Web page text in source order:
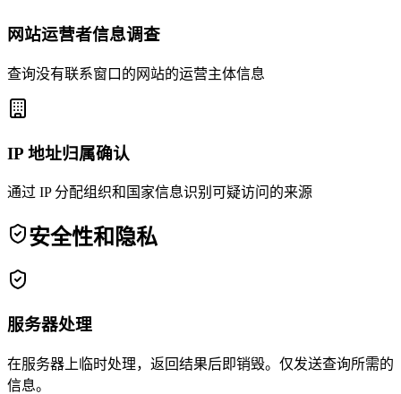
网站运营者信息调查
查询没有联系窗口的网站的运营主体信息
IP 地址归属确认
通过 IP 分配组织和国家信息识别可疑访问的来源
安全性和隐私
服务器处理
在服务器上临时处理，返回结果后即销毁。仅发送查询所需的
信息。